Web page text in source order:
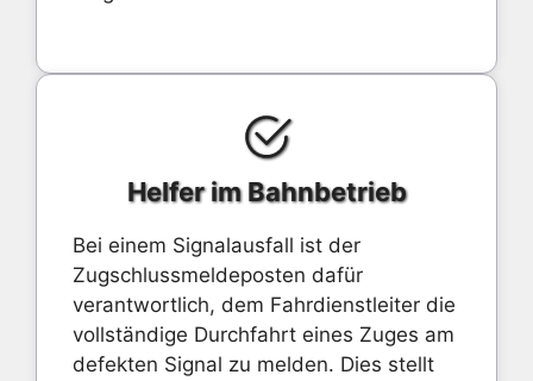
Helfer im Bahnbetrieb
Bei einem Signalausfall ist der
Zugschlussmeldeposten dafür
verantwortlich, dem Fahrdienstleiter die
vollständige Durchfahrt eines Zuges am
defekten Signal zu melden. Dies stellt